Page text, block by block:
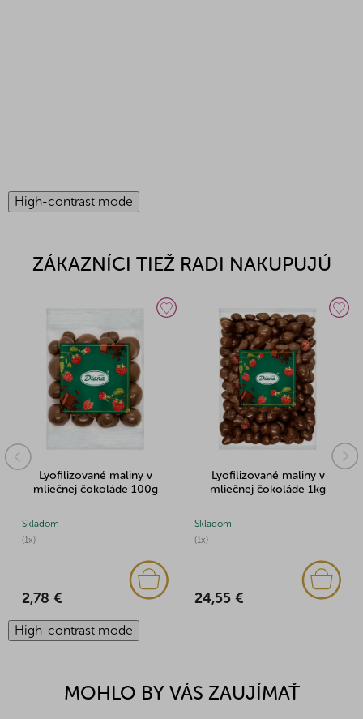
High-contrast mode
ZÁKAZNÍCI TIEŽ RADI NAKUPUJÚ
Lyofilizované maliny v
mliečnej čokoláde 100g
(1x)
Skladom
2,78 €
Lyofilizované maliny v
mliečnej čokoláde 1kg
(1x)
Skladom
24,55 €
High-contrast mode
MOHLO BY VÁS ZAUJÍMAŤ